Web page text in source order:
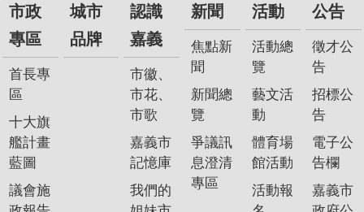
市政
專區
首長專
區
十大旗
艦計畫
藍圖
議會施
城市
品牌
認識
嘉義
市徽、
市花、
市歌
嘉義市
記憶庫
我們的
新聞
焦點新
聞
新聞總
覽
爭議訊
息澄清
專區
活動
活動總
覽
藝文活
動
體育場
館活動
活動報
公告
徵才公
告
招標公
告
電子公
告欄
嘉義市